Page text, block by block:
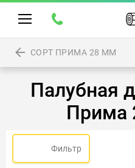
СОРТ ПРИМА 28 ММ
Палубная
Прима
Фильтр